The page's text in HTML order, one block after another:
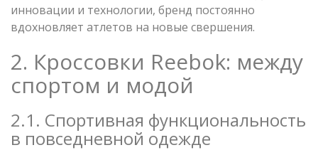
инновации и технологии, бренд постоянно
вдохновляет атлетов на новые свершения.
2. Кроссовки Reebok: между
спортом и модой
2.1. Спортивная функциональность
в повседневной одежде